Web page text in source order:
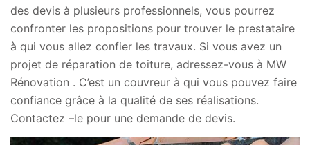
des devis à plusieurs professionnels, vous pourrez
confronter les propositions pour trouver le prestataire
à qui vous allez confier les travaux. Si vous avez un
projet de réparation de toiture, adressez-vous à MW
Rénovation . C’est un couvreur à qui vous pouvez faire
confiance grâce à la qualité de ses réalisations.
Contactez –le pour une demande de devis.